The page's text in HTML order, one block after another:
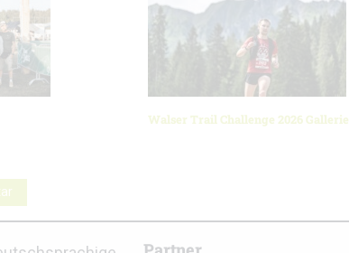
Walser Trail Challenge 2026 Gallerie